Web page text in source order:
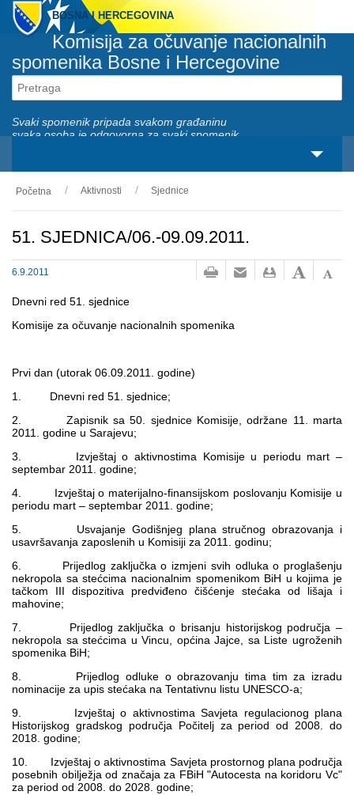
BOSNA I HERCEGOVINA
Komisija za očuvanje nacionalnih
spomenika Bosne i Hercegovine
Svaki spomenik pripada svakom građaninu
svaka osoba je odgovorna za svaki spomenik
O nama
Aktivnosti
Nacionalni spomenici
Servisi
Multimedija
Početna Aktivnosti Sjednice
51. SJEDNICA/06.-09.09.2011.
6.9.2011
Dnevni red 51. sjednice
Komisije za očuvanje nacionalnih spomenika
Prvi dan (utorak 06.09.2011. godine)
1. Dnevni red 51. sjednice;
2. Zapisnik sa 50. sjednice Komisije, održane 11. marta
2011. godine u Sarajevu;
3. Izvještaj o aktivnostima Komisije u periodu mart –
septembar 2011. godine;
4. Izvještaj o materijalno-finansijskom poslovanju Komisije u
periodu mart – septembar 2011. godine;
5. Usvajanje Godišnjeg plana stručnog obrazovanja i
usavršavanja zaposlenih u Komisiji za 2011. godinu;
6. Prijedlog zaključka o izmjeni svih odluka o proglašenju
nekropola sa stećcima nacionalnim spomenikom BiH u kojima je
tačkom III dispozitiva predviđeno čišćenje stećaka od lišaja i
mahovine;
7. Prijedlog zaključka o brisanju historijskog područja –
nekropola sa stećcima u Vincu, općina Jajce, sa Liste ugroženih
spomenika BiH;
8. Prijedlog odluke o obrazovanju tima tim za izradu
nominacije za upis stećaka na Tentativnu listu UNESCO-a;
9. Izvještaj o aktivnostima Savjeta regulacionog plana
Historijskog gradskog područja Počitelj za period od 2008. do
2018. godine;
10. Izvještaj o aktivnostima Savjeta prostornog plana područja
posebnih obilježja od značaja za FBiH "Autocesta na koridoru Vc"
za period od 2008. do 2028. godine;